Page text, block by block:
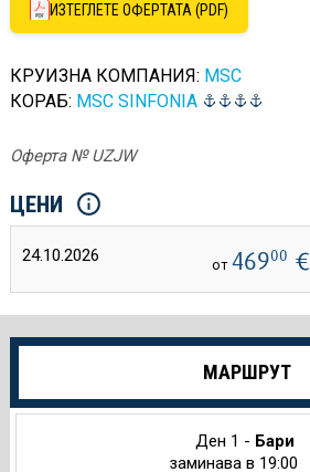
ИЗТЕГЛЕТЕ ОФЕРТАТА (PDF)
КРУИЗНА КОМПАНИЯ: MSC
КОРАБ: MSC SINFONIA
Оферта № UZJW
ЦЕНИ
24.10.2026 от 46900 €
Още
за
МАРШРУТ
Ден 1 - Бари
заминава в 19:00